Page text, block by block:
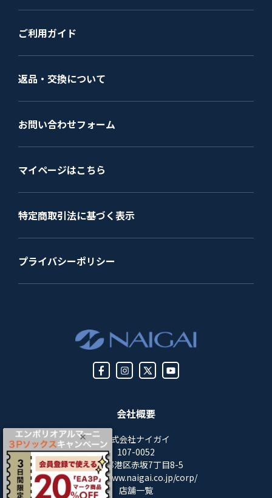
会社概要
株式会社ナイガイ
107-0052
東京都港区赤坂7丁目8-5
https://www.naigai.co.jp/corp/
店舗一覧
ご利用ガイド
返品・交換について
お問い合わせフォーム
マイページはこちら
特定商取引法に基づく表示
プライバシーポリシー